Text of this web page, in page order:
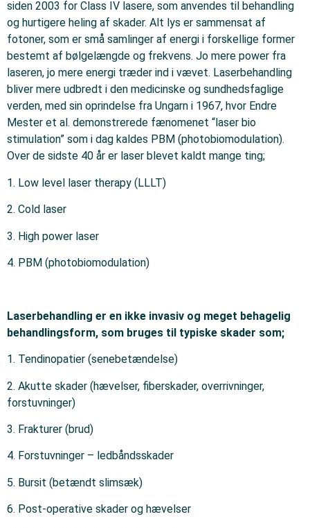
siden 2003 for Class IV lasere, som anvendes til behandling
og hurtigere heling af skader. Alt lys er sammensat af
fotoner, som er små samlinger af energi i forskellige former
bestemt af bølgelængde og frekvens. Jo mere power fra
laseren, jo mere energi træder ind i vævet. Laserbehandling
bliver mere udbredt i den medicinske og sundhedsfaglige
verden, med sin oprindelse fra Ungarn i 1967, hvor Endre
Mester et al. demonstrerede fænomenet “laser bio
stimulation” som i dag kaldes PBM (photobiomodulation).
Over de sidste 40 år er laser blevet kaldt mange ting;
1. Low level laser therapy (LLLT)
2. Cold laser
3. High power laser
4. PBM (photobiomodulation)
Laserbehandling er en ikke invasiv og meget behagelig
behandlingsform, som bruges til typiske skader som;
1. Tendinopatier (senebetændelse)
2. Akutte skader (hævelser, fiberskader, overrivninger,
forstuvninger)
3. Frakturer (brud)
4. Forstuvninger – ledbåndsskader
5. Bursit (betændt slimsæk)
6. Post-operative skader og hævelser